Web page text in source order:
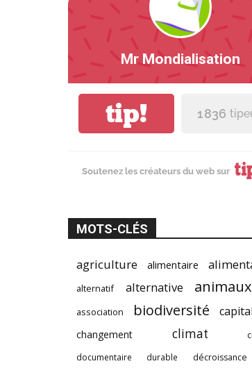
Mr Mondialisation
tip! 1 836
Soutenez les créateurs du web sur
MOTS-CLÉS
agriculture alimentaire
alternatif alternative animaux
association biodiversité
changement climat
documentaire
durable décroissance